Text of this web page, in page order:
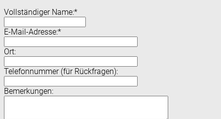
Vollständiger Name:*
E-Mail-Adresse:*
Ort:
Telefonnummer (für Rückfragen):
Bemerkungen: